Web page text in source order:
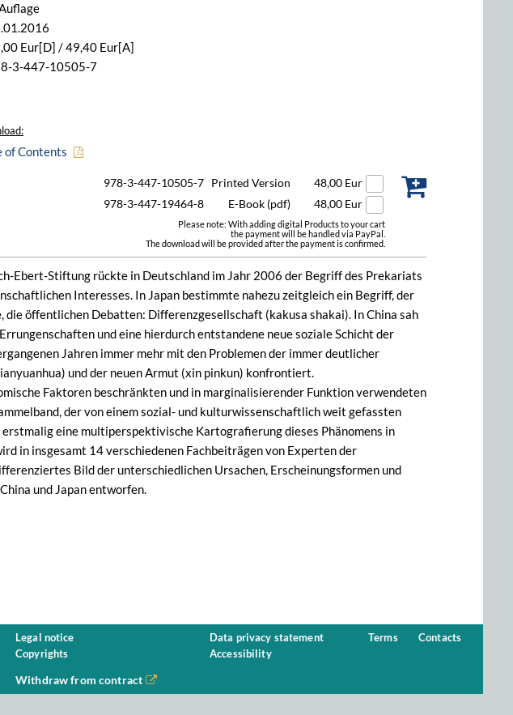
Eur[D] / 49,40 Eur[A]
3-447-10505-7
of Contents
978-3-447-10505-7 Printed Version
48,00 Eur
978-3-447-19464-8
E-Book (pdf) 48,00 Eur
Please note: With adding digital Products to your cart
the payment will be handled via PayPal.
The download will be provided after the payment is confirmed.
Ebert-Stiftung rückte in Deutschland im Jahr 2006 der Begriff des Prekariats
Interesses. In Japan bestimmte nahezu zeitgleich ein Begriff, der
die öffentlichen Debatten: Differenzgesellschaft (kakusa shakai). In China sah
und eine hierdurch entstandene neue soziale Schicht der
Jahren immer mehr mit den Problemen der immer deutlicher
und der neuen Armut (xin pinkun) konfrontiert.
Faktoren beschränkten und in marginalisierender Funktion verwendeten
der von einem sozial- und kulturwissenschaftlich weit gefassten
eine multiperspektivische Kartografierung dieses Phänomens in
in insgesamt 14 verschiedenen Fachbeiträgen von Experten der
Bild der unterschiedlichen Ursachen, Erscheinungsformen und
und Japan entworfen.
Legal notice
Copyrights
Data privacy statement
Accessibility
Terms Contacts
Withdraw from contract